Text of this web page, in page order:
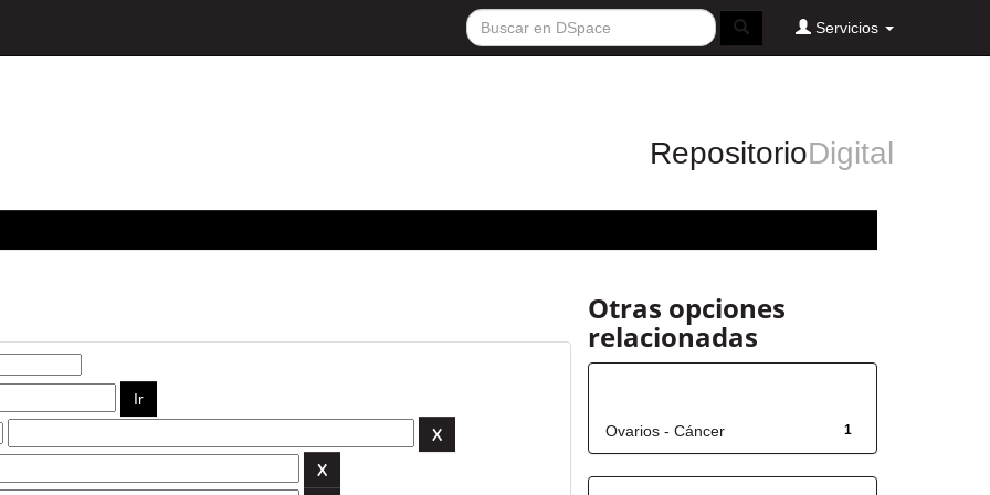
Servicios
RepositorioDigital
Otras opciones
relacionadas
1
Ovarios - Cáncer